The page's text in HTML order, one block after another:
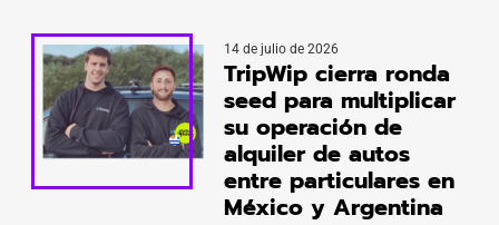
14 de julio de 2026
TripWip cierra ronda
seed para multiplicar
su operación de
alquiler de autos
entre particulares en
México y Argentina